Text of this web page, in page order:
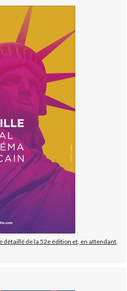
de la 52e édition et, en attendant,